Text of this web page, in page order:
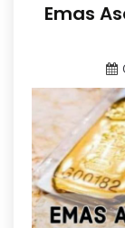
Emas